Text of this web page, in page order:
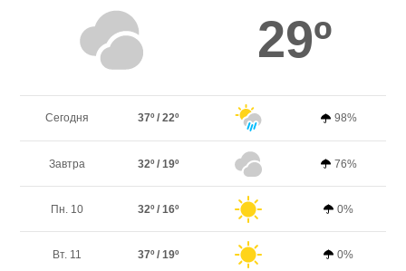
29º
Сегодня 37º / 22º 98%
Завтра 32º / 19º 76%
Пн. 10 32º / 16º 0%
Вт. 11 37º / 19º 0%